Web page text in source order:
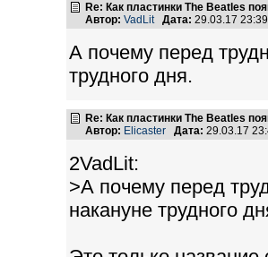
Re: Как пластинки The Beatles
Автор: VadLit Дата: 29.03.17
А почему перед
трудного дня.
Re: Как пластинки The Beatles
Автор: Elicaster Дата: 29.03.17
2VadLit:
>А почему перед
накануне трудного